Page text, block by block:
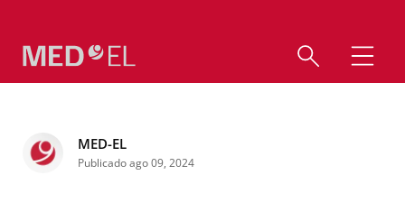
MED-EL
Publicado ago 09, 2024